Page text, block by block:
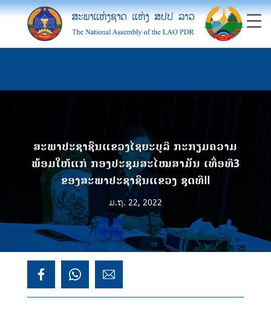
ສະພາປະຊາຊົນແຂວງໄຊຍະບູລີ ກະກຽມຄວາມ
ພ້ອມໃຫ້ແກ່ ກອງປະຊຸມສະໄໝສາມັນ ເທື່ອທີ3
ຂອງສະພາປະຊາຊົນແຂວງ ຊຸດທີII
ມ.ຖ. 22, 2022